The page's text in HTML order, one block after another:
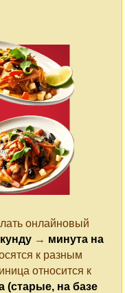
онлайновый
→ минута на
к разным
относится к
(старые, на базе